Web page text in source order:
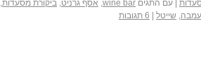
עם התגים wine bar
, אסף גרניט, ביקורת מסעדות,
עמבה, שייטל 6 תגובות